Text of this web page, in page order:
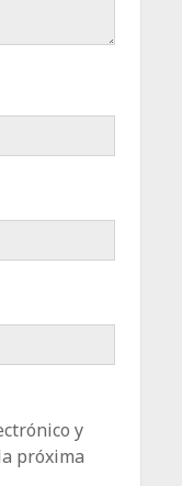
y
próxima